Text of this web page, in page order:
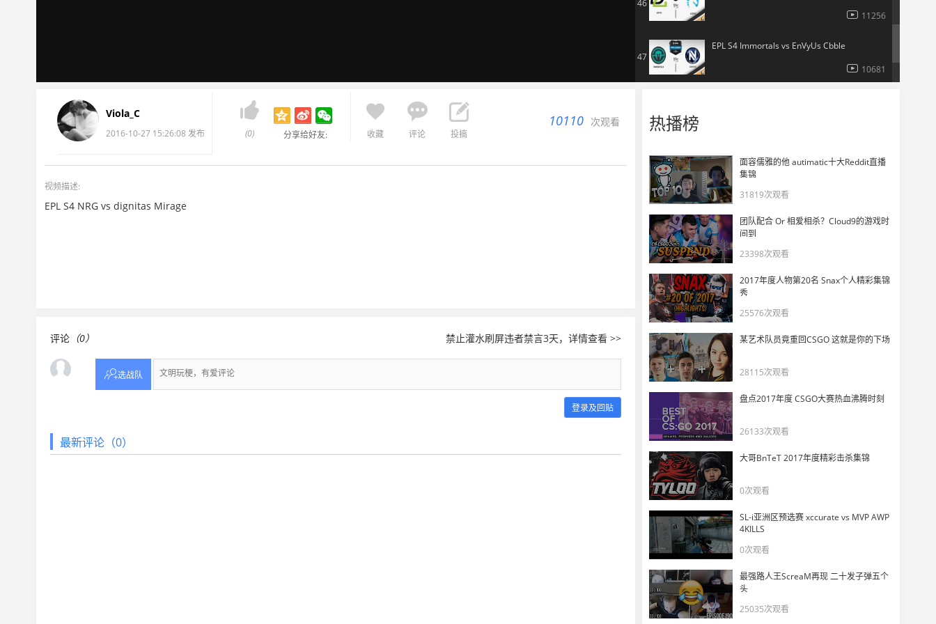
46
11256
47
EPL S4 Immortals vs EnVyUs Cbble
10681
ESL Pro League小组赛最后一周精彩TOP5
EPL小组赛第7周精彩集锦
Viola_C
2016-10-27 15:26:08 发布

(0) 分享给好友:

收藏

评论

投搞
10110 次观看
视频描述:
EPL S4 NRG vs dignitas Mirage
禁止灌水刷屏违者禁言3天，详情查看 >>
评论 （0）
选战队
登录及回贴
最新评论（0）
热播榜
面容儒雅的他 autimatic十大Reddit直播
集锦
31819次观看
团队配合 Or 相爱相杀？Cloud9的游戏时
间到
23398次观看
2017年度人物第20名 Snax个人精彩集锦
秀
25576次观看
某艺术队员竟重回CSGO 这就是你的下场
28115次观看
盘点2017年度 CSGO大赛热血沸腾时刻
26133次观看
大哥BnTeT 2017年度精彩击杀集锦
0次观看
SL-i亚洲区预选赛 xccurate vs MVP AWP
4KILLS
0次观看
最强路人王ScreaM再现 二十发子弹五个
头
25035次观看